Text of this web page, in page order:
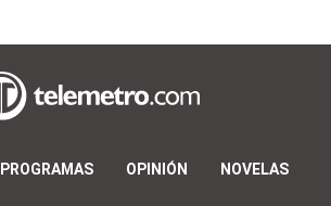
PROGRAMAS OPINIÓN NOVELAS